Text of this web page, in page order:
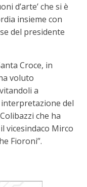
d’arte’ che si è
insieme con
del presidente
Croce, in
voluto
a
del
che ha
vicesindaco Mirco
Fioroni”.